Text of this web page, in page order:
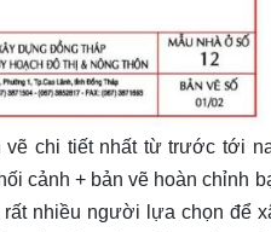
chi tiết nhất từ trước tới
cảnh + bản vẽ hoàn chỉnh
nhiều người lựa chọn để